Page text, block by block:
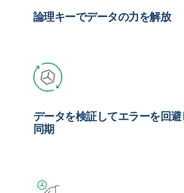
論理キーでデータの力を解放
データを検証してエラーを回
同期